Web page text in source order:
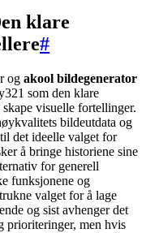
klare
#
og akool bildegenerator
som den klare
visuelle fortellinger.
bildeutdata og
det ideelle valget for
å bringe historiene sine
for generell
funksjonene og
valget for å lage
og sist avhenger det
prioriteringer, men hvis